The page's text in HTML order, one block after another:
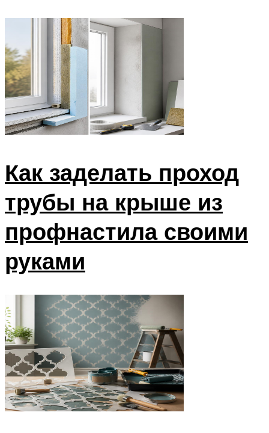
Как заделать проход
трубы на крыше из
профнастила своими
руками